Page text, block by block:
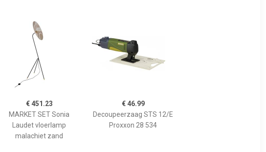
€ 451.23
MARKET SET Sonia
Laudet vloerlamp
malachiet zand
€ 46.99
Decoupeerzaag STS 12/E
Proxxon 28 534